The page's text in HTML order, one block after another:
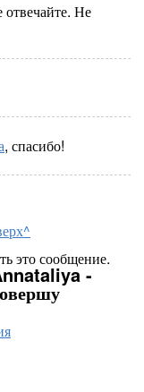
Не
, спасибо!
это сообщение.
-